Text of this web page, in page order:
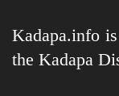
Kadapa.info
the Kadapa